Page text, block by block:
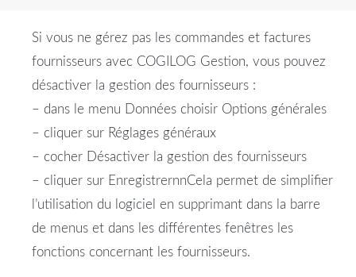
Si vous ne gérez pas les commandes et factures
fournisseurs avec COGILOG Gestion, vous pouvez
désactiver la gestion des fournisseurs :
– dans le menu Données choisir Options générales
– cliquer sur Réglages généraux
– cocher Désactiver la gestion des fournisseurs
– cliquer sur EnregistrernnCela permet de simplifier
l’utilisation du logiciel en supprimant dans la barre
de menus et dans les différentes fenêtres les
fonctions concernant les fournisseurs.